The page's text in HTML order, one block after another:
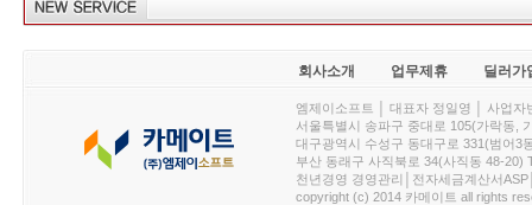
회사소개 업무제휴 딜러가
엠제이소프트 │ 대표자 정일영 │ 사업
서울특별시 송파구 중대로 105(가락동,
대구광역시 수성구 동대구로 331(범어3
부산 동래구 사직북로 34(사직동 48-20)
천년경영 경영관리│전자세금계산서
copyright (c) 2014 카메이트 all rights